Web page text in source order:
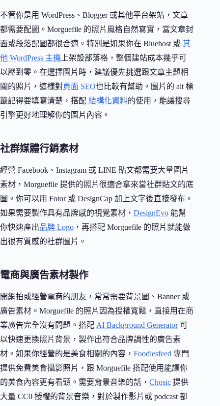
不管你是用 WordPress、Blogger 或其他平台架站，文章
都需要配圖。Morguefile 的照片風格自然寫實，當文章封
面或段落配圖都很合適。特別是如果你在 Bluehost 或 其
他 WordPress 主機 上架設部落格，整個建站成本幾乎可
以壓到零。在選擇圖片時，建議優先挑選跟文章主題相
關的照片，這樣對頁面 SEO也比較有幫助。圖片的 alt 標
籤記得要填寫清楚，搭配 結構化資料的使用，能讓搜尋
引擎更好地理解你的圖片內容。
社群媒體行銷素材
經營 Facebook、Instagram 或 LINE 貼文都需要大量圖片
素材，Morguefile 提供的照片很適合拿來當社群貼文的底
圖。你可以用 Fotor 或 DesignCap 加上文字後直接發布。
如果需要製作具有品牌感的視覺素材， DesignEvo 能幫
你快速產出品牌 Logo ，再搭配 Morguefile 的照片就能做
出很有質感的社群圖片。
電商與廣告素材製作
開網拍或經營電商的朋友，常常需要背景圖、Banner 或
廣告素材。Morguefile 的照片因為授權寬鬆，直接用在商
業廣告完全沒有問題。搭配 AI Background Generator可
以快速更換照片背景，製作出符合品牌調性的廣告素
材。如果你經營的是美食相關的內容， Foodiesfeed 專門
提供免費美食攝影照片，跟 Morguefile 搭配使用能讓你
的美食內容更有看頭。需要背景音樂的話， Chosic 提供
大量 CC0 授權的背景音樂，對於製作影片或 podcast 都